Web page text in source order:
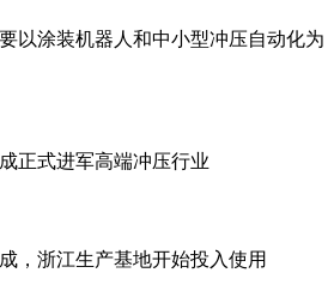
以涂装机器人和中小型冲压自动化为
正式进军高端冲压行业
，浙江生产基地开始投入使用